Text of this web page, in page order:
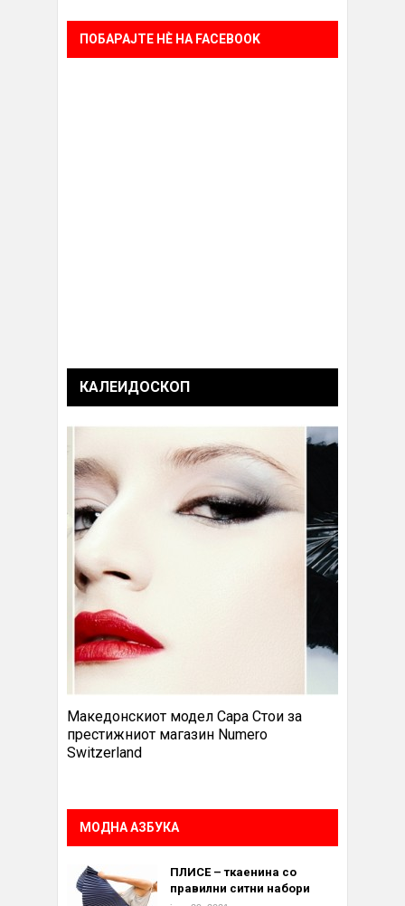
ПОБАРАЈТЕ НÈ НА FACEBOOK
КАЛЕИДОСКОП
Македонскиот модел Сара Стои за
престижниот магазин Numero
Switzerland
МОДНА АЗБУКА
ПЛИСЕ – ткаенина со
правилни ситни набори